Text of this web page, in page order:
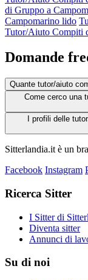
di Gruppo a
Campomarino lido
Tutor/Aiuto Compiti
Domande
Quante tutor/aiuto
Come cerco una
I profili delle
Sitterlandia.it è un
Facebook Instagram
Ricerca Sitter
I Sitter di
Diventa sitter
Annunci di
Su di noi